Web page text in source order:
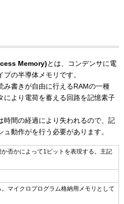
Memory)とは、コンデンサに電
の半導体メモリです。
み書きが自由に行えるRAMの一種
により電荷を蓄える回路を記憶素子
時間の経過により失われるので、記
動作がを行う必要があります。
否かによって1ビットを表現する。主記
マイクロプログラム格納用メモリとして